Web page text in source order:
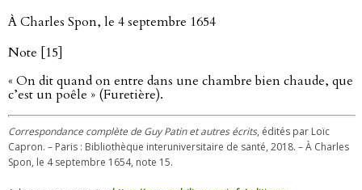
À Charles Spon, le 4 septembre 1654
Note [15]
« On dit quand on entre dans une chambre bien chaude, que
c’est un poêle » (Furetière).
Correspondance complète de Guy Patin et autres écrits, édités par Loïc
Capron. – Paris : Bibliothèque interuniversitaire de santé, 2018. – À Charles
Spon, le 4 septembre 1654, note 15.